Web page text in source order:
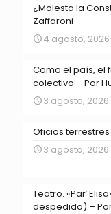
¿Molesta la
Zaffaroni
4 agosto, 2026
Como el país, el
colectivo – Por
3 agosto, 2026
Oficios
3 agosto, 2026
Teatro.
despedida) –